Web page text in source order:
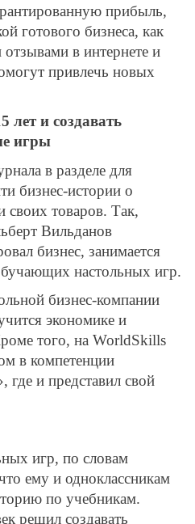
прибыль,
готового бизнеса, как
в интернете и
привлечь новых
лет и создавать
игры
в разделе для
бизнес-истории о
своих товаров. Так,
Вильданов
бизнес, занимается
настольных игр.
бизнес-компании
экономике и
того, на WorldSkills
в компетенции
где и представил свой
игр, по словам
ему и одноклассникам
по учебникам.
решил создавать